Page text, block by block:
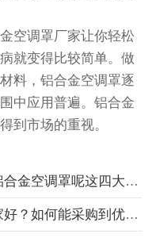
空调罩厂家让你轻松
就变得比较简单。做
料，铝合金空调罩逐
中应用普遍。铝合金
到市场的重视。
罩呢这四大因素至关重要
能采购到优秀铝合金空调罩